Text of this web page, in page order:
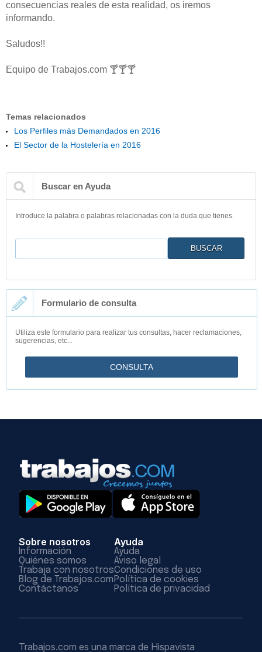
consecuencias reales de esta realidad, os iremos
informando.
Saludos!!
Equipo de Trabajos.com 🍸🍸🍸
Temas relacionados
Los Perfiles más Demandados en 2016
El Sector de la Hostelería en 2016
Buscar en Ayuda
Introduce la palabra o palabras relacionadas con la duda que tienes.
Buscar
Formulario de consulta
Utiliza este formulario para realizar tus consultas, hacer reclamaciones,
sugerencias, etc...
CONSULTA
Sobre nosotros
Información
Quiénes somos
Trabaja con nosotros
Blog de Trabajos.com
Contáctanos
Ayuda
Ayuda
Aviso legal
Condiciones de uso
Política de cookies
Política de privacidad
Trabajos.com es una marca de Hispavista